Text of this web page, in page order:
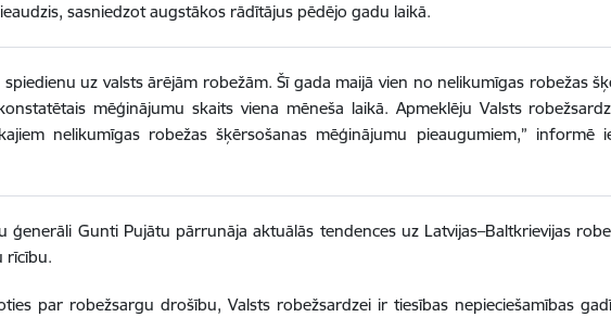
sasniedzot augstākos rādītājus pēdējo gadu laikā.
uz valsts ārējām robežām. Šī gada maijā vien no nelikumīgas robežas
mēģinājumu skaits viena mēneša laikā. Apmeklēju Valsts
nelikumīgas robežas šķērsošanas mēģinājumu pieaugumiem,” informē
ģenerāli Gunti Pujātu pārrunāja aktuālās tendences uz Latvijas–Baltkrievijas
rīcību.
par robežsargu drošību, Valsts robežsardzei ir tiesības nepieciešamības